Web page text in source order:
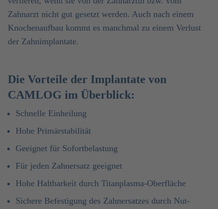
Zahnarzt nicht gut gesetzt werden. Auch nach einem
Knochenaufbau kommt es manchmal zu einem Verlust
der Zahnimplantate.
Die Vorteile der Implantate von
CAMLOG im Überblick:
Schnelle Einheilung
Hohe Primärstabilität
Geeignet für Sofortbelastung
Für jeden Zahnersatz geeignet
Hohe Haltbarkeit durch Titanplasma-Oberfläche
Sichere Befestigung des Zahnersatzes durch Nut-